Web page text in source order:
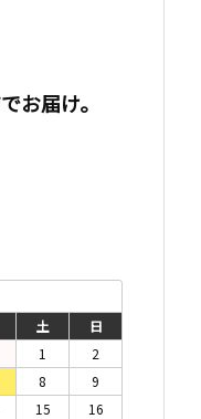
お届け。
土
日
1
2
8
9
15
16